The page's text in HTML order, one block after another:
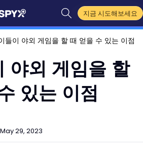
지금 시도해보세요
들이 야외 게임을 할 때 얻을 수 있는 이점
야외 게임을 할
있는 이점
May 29, 2023